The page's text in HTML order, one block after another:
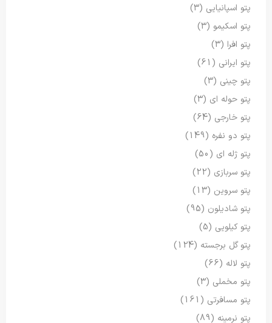
پتو اسپانیایی (3)
پتو اسکیمو (3)
پتو افرا (3)
پتو ایرانی (61)
پتو چینی (3)
پتو حوله ای (3)
پتو خارجی (64)
پتو دو نفره (149)
پتو ژله ای (50)
پتو سربازی (22)
پتو سروین (13)
پتو شادیلون (95)
پتو کیلویی (5)
پتو گل برجسته (124)
پتو لاله (66)
پتو مخملی (3)
پتو مسافرتی (161)
پتو نرمینه (89)